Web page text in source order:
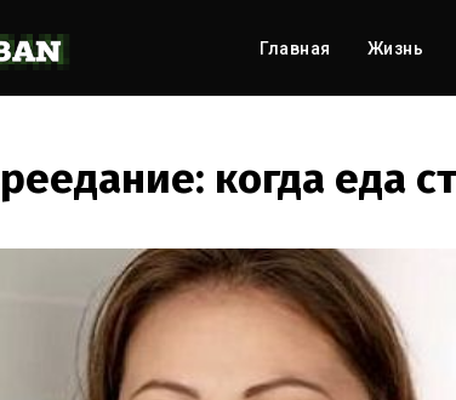
Главная Жизнь
когда еда